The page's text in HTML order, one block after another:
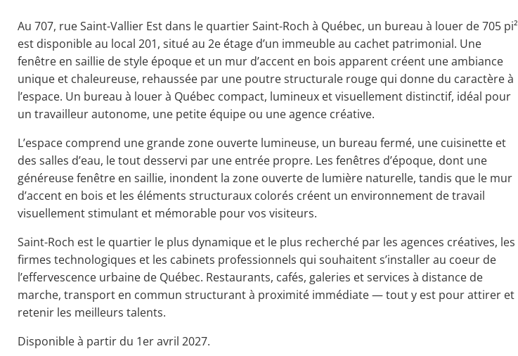
Au 707, rue Saint-Vallier Est dans le quartier Saint-Roch à Québec, un bureau à louer de 705 pi²
est disponible au local 201, situé au 2e étage d’un immeuble au cachet patrimonial. Une
fenêtre en saillie de style époque et un mur d’accent en bois apparent créent une ambiance
unique et chaleureuse, rehaussée par une poutre structurale rouge qui donne du caractère à
l’espace. Un bureau à louer à Québec compact, lumineux et visuellement distinctif, idéal pour
un travailleur autonome, une petite équipe ou une agence créative.
L’espace comprend une grande zone ouverte lumineuse, un bureau fermé, une cuisinette et
des salles d’eau, le tout desservi par une entrée propre. Les fenêtres d’époque, dont une
généreuse fenêtre en saillie, inondent la zone ouverte de lumière naturelle, tandis que le mur
d’accent en bois et les éléments structuraux colorés créent un environnement de travail
visuellement stimulant et mémorable pour vos visiteurs.
Saint-Roch est le quartier le plus dynamique et le plus recherché par les agences créatives, les
firmes technologiques et les cabinets professionnels qui souhaitent s’installer au coeur de
l’effervescence urbaine de Québec. Restaurants, cafés, galeries et services à distance de
marche, transport en commun structurant à proximité immédiate — tout y est pour attirer et
retenir les meilleurs talents.
Disponible à partir du 1er avril 2027.